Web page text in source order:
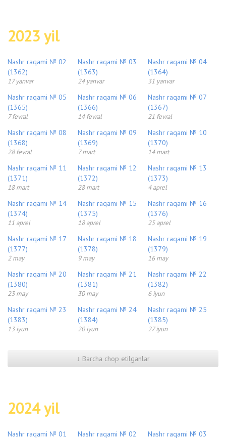
2023 yil
Nashr raqami № 02
(1362)
17 yanvar
Nashr raqami № 03
(1363)
24 yanvar
Nashr raqami № 04
(1364)
31 yanvar
Nashr raqami № 05
(1365)
7 fevral
Nashr raqami № 06
(1366)
14 fevral
Nashr raqami № 07
(1367)
21 fevral
Nashr raqami № 08
(1368)
28 fevral
Nashr raqami № 09
(1369)
7 mart
Nashr raqami № 10
(1370)
14 mart
Nashr raqami № 11
(1371)
18 mart
Nashr raqami № 12
(1372)
28 mart
Nashr raqami № 13
(1373)
4 aprel
Nashr raqami № 14
(1374)
11 aprel
Nashr raqami № 15
(1375)
18 aprel
Nashr raqami № 16
(1376)
25 aprel
Nashr raqami № 17
(1377)
2 may
Nashr raqami № 18
(1378)
9 may
Nashr raqami № 19
(1379)
16 may
Nashr raqami № 20
(1380)
23 may
Nashr raqami № 21
(1381)
30 may
Nashr raqami № 22
(1382)
6 iyun
Nashr raqami № 23
(1383)
13 iyun
Nashr raqami № 24
(1384)
20 iyun
Nashr raqami № 25
(1385)
27 iyun
↓ Barcha chop etilganlar
2024 yil
Nashr raqami № 01
Nashr raqami № 02
Nashr raqami № 03